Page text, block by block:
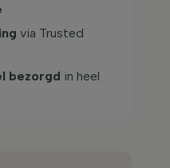
via Trusted
bezorgd in heel